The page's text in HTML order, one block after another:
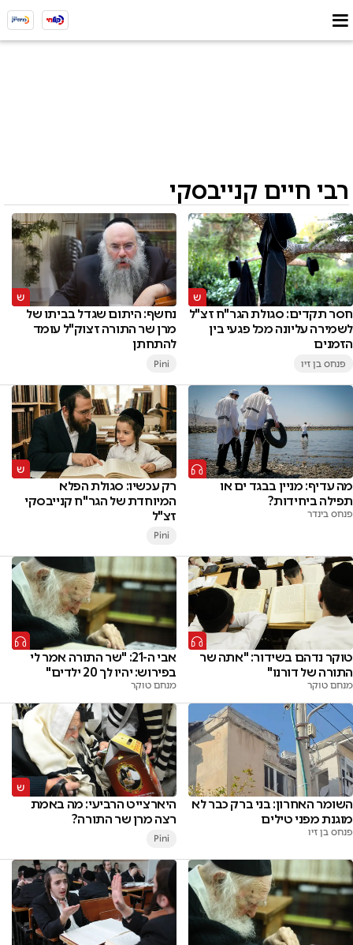
רבי חיים קנייבסקי
חסר תקדים: סגולת הגר"ח זצ"ל
לשמירה עליונה מכל פגעי בין
הזמנים
פנחס בן זיו
נחשף: היתום שגדל בביתו של
מרן שר התורה זצוק"ל עומד
להתחתן
Pini
מה עדיף: מניין בבגד ים או
תפילה ביחידות?
פנחס בינדר
רק עכשיו: סגולת הפלא
המיוחדת של הגר"ח קנייבסקי
זצ"ל
Pini
טוקר נדהם בשידור: "אתה שר
התורה של דורנו"
מנחם טוקר
אבי ה-21: "שר התורה אמר לי
בפירוש: יהיו לך 20 ילדים"
מנחם טוקר
השומר האחרון: בני ברק כבר לא
מוגנת מפני טילים
פנחס בן זיו
היארצייט הרביעי: מה באמת
רצה מרן שר התורה?
Pini